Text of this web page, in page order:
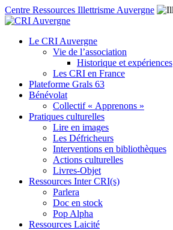
Centre Ressources Illettrisme Auvergne
Le CRI Auvergne
Vie de l’association
Historique et expériences
Les CRI en France
Plateforme Grals 63
Bénévolat
Collectif « Apprenons »
Pratiques culturelles
Lire en images
Les Défricheurs
Interventions en bibliothèques
Actions culturelles
Livres-Objet
Ressources Inter CRI(s)
Parlera
Doc en stock
Pop Alpha
Ressources Laicité